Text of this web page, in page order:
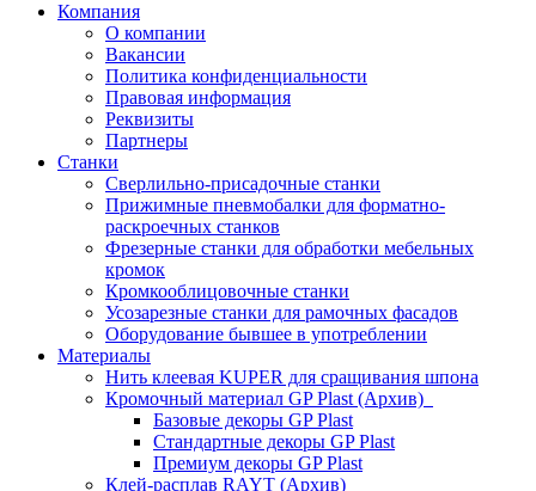
Компания
О компании
Вакансии
Политика конфиденциальности
Правовая информация
Реквизиты
Партнеры
Станки
Сверлильно-присадочные станки
Прижимные пневмобалки для форматно-
раскроечных станков
Фрезерные станки для обработки мебельных
кромок
Кромкооблицовочные станки
Усозарезные станки для рамочных фасадов
Оборудование бывшее в употреблении
Материалы
Нить клеевая KUPER для сращивания шпона
Кромочный материал GP Plast (Архив)
Базовые декоры GP Plast
Стандартные декоры GP Plast
Премиум декоры GP Plast
Клей-расплав RAYT (Архив)